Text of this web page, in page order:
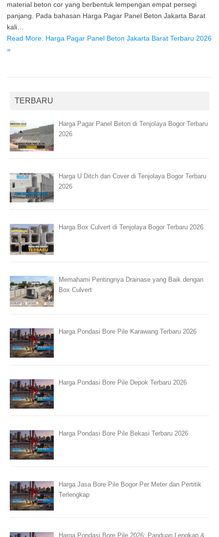
material beton cor yang berbentuk lempengan empat persegi
panjang. Pada bahasan Harga Pagar Panel Beton Jakarta Barat
kali…
Read More: Harga Pagar Panel Beton Jakarta Barat Terbaru 2026
»
TERBARU
Harga Pagar Panel Beton di Tenjolaya Bogor Terbaru
2026
Harga U Ditch dan Cover di Tenjolaya Bogor Terbaru
2026
Harga Box Culvert di Tenjolaya Bogor Terbaru 2026
Memahami Pentingnya Drainase yang Baik dengan
Box Culvert
Harga Pondasi Bore Pile Karawang Terbaru 2026
Harga Pondasi Bore Pile Depok Terbaru 2026
Harga Pondasi Bore Pile Bekasi Terbaru 2026
Harga Jasa Bore Pile Bogor Per Meter dan Pertitik
Terlengkap
Harga Pondasi Bore Pile 2026: Panduan Lengkap &